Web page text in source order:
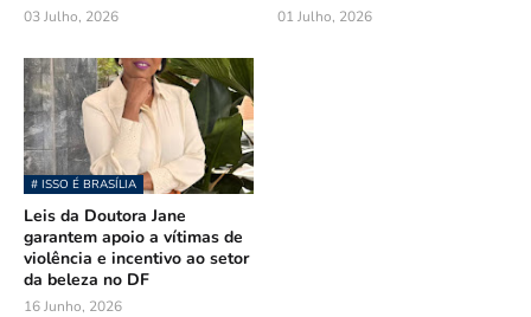
03 Julho, 2026 01 Julho, 2026
# ISSO É BRASÍLIA
Leis da Doutora Jane
garantem apoio a vítimas de
violência e incentivo ao setor
da beleza no DF
16 Junho, 2026